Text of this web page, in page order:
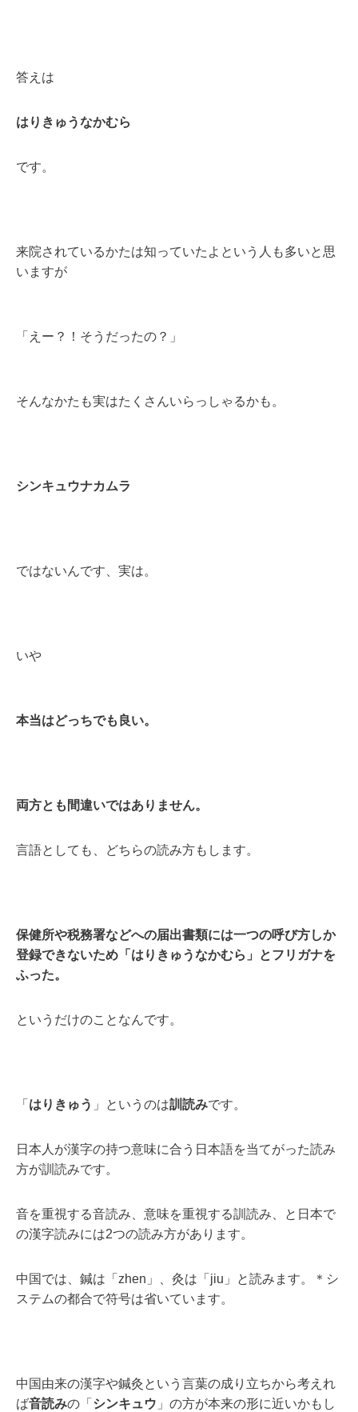
答えは
はりきゅうなかむら
です。
来院されているかたは知っていたよという人も多いと思
いますが
「えー？！そうだったの？」
そんなかたも実はたくさんいらっしゃるかも。
シンキュウナカムラ
ではないんです、実は。
いや
本当はどっちでも良い。
両方とも間違いではありません。
言語としても、どちらの読み方もします。
保健所や税務署などへの届出書類には一つの呼び方しか
登録できないため「はりきゅうなかむら」とフリガナを
ふった。
というだけのことなんです。
「 はりきゅう 」というのは訓読みです。
日本人が漢字の持つ意味に合う日本語を当てがった読み
方が訓読みです。
音を重視する音読み、意味を重視する訓読み、と日本で
の漢字読みには2つの読み方があります。
中国では、鍼は「zhen」、灸は「jiu」と読みます。＊シ
ステムの都合で符号は省いています。
中国由来の漢字や鍼灸という言葉の成り立ちから考えれ
ば音読みの「 シンキュウ 」の方が本来の形に近いかもし